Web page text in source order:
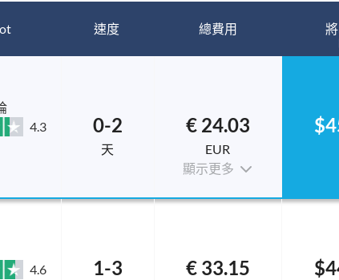
速度 總費用
4.3
0-2
天
€ 24.03
EUR
顯示更多
4.6
1-3 € 33.15